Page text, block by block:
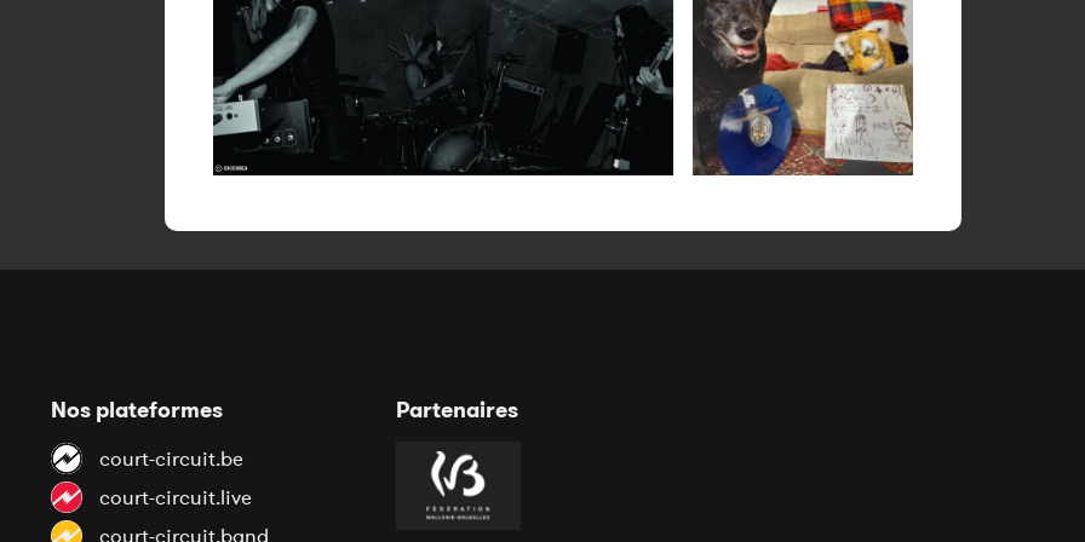
Nos plateformes
court-circuit.be
court-circuit.live
court-circuit.band
Partenaires